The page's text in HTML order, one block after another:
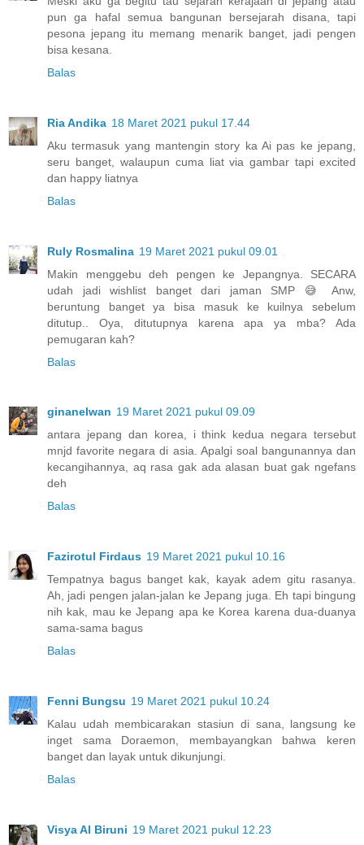
pun ga hafal semua bangunan bersejarah disana, tapi
pesona jepang itu memang menarik banget, jadi pengen
bisa kesana.
Balas
Ria Andika 18 Maret 2021 pukul 17.44
Aku termasuk yang mantengin story ka Ai pas ke jepang,
seru banget, walaupun cuma liat via gambar tapi excited
dan happy liatnya
Balas
Ruly Rosmalina 19 Maret 2021 pukul 09.01
Makin menggebu deh pengen ke Jepangnya. SECARA
udah jadi wishlist banget dari jaman SMP 😅 Anw,
beruntung banget ya bisa masuk ke kuilnya sebelum
ditutup.. Oya, ditutupnya karena apa ya mba? Ada
pemugaran kah?
Balas
ginanelwan 19 Maret 2021 pukul 09.09
antara jepang dan korea, i think kedua negara tersebut
mnjd favorite negara di asia. Apalgi soal bangunannya dan
kecangihannya, aq rasa gak ada alasan buat gak ngefans
deh
Balas
Fazirotul Firdaus 19 Maret 2021 pukul 10.16
Tempatnya bagus banget kak, kayak adem gitu rasanya.
Ah, jadi pengen jalan-jalan ke Jepang juga. Eh tapi bingung
nih kak, mau ke Jepang apa ke Korea karena dua-duanya
sama-sama bagus
Balas
Fenni Bungsu 19 Maret 2021 pukul 10.24
Kalau udah membicarakan stasiun di sana, langsung ke
inget sama Doraemon, membayangkan bahwa keren
banget dan layak untuk dikunjungi.
Balas
Visya Al Biruni 19 Maret 2021 pukul 12.23